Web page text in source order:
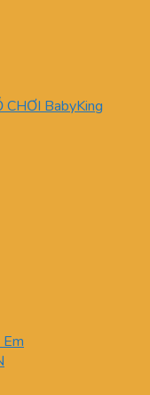
CHƠI BabyKing